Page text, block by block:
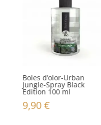
Boles d’olor-Urban
Jungle-Spray Black
Edition 100 ml
9,90€